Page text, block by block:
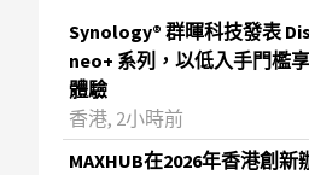
Synology® 群暉科技發表
neo+ 系列，以低入手門檻
體驗
香港, 2小時前
MAXHUB在2026年香港創新